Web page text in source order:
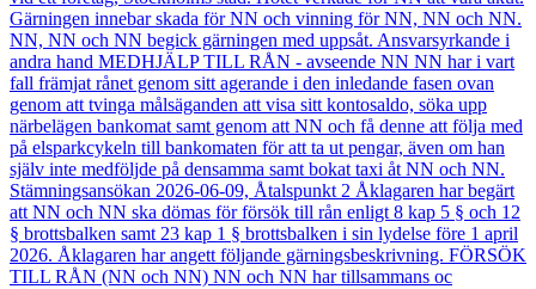
Gärningen innebar skada för NN och vinning för NN, NN och NN.
NN, NN och NN begick gärningen med uppsåt. Ansvarsyrkande i
andra hand MEDHJÄLP TILL RÅN - avseende NN NN har i vart
fall främjat rånet genom sitt agerande i den inledande fasen ovan
genom att tvinga målsäganden att visa sitt kontosaldo, söka upp
närbelägen bankomat samt genom att NN och få denne att följa med
på elsparkcykeln till bankomaten för att ta ut pengar, även om han
själv inte medföljde på densamma samt bokat taxi åt NN och NN.
Stämningsansökan 2026-06-09, Åtalspunkt 2 Åklagaren har begärt
att NN och NN ska dömas för försök till rån enligt 8 kap 5 § och 12
§ brottsbalken samt 23 kap 1 § brottsbalken i sin lydelse före 1 april
2026. Åklagaren har angett följande gärningsbeskrivning. FÖRSÖK
TILL RÅN (NN och NN) NN och NN har tillsammans oc